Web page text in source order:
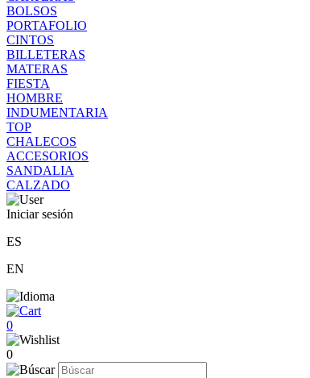
BOLSOS
PORTAFOLIO
CINTOS
BILLETERAS
MATERAS
FIESTA
HOMBRE
INDUMENTARIA
TOP
CHALECOS
ACCESORIOS
SANDALIA
CALZADO
Iniciar sesión
ES
EN
0
0